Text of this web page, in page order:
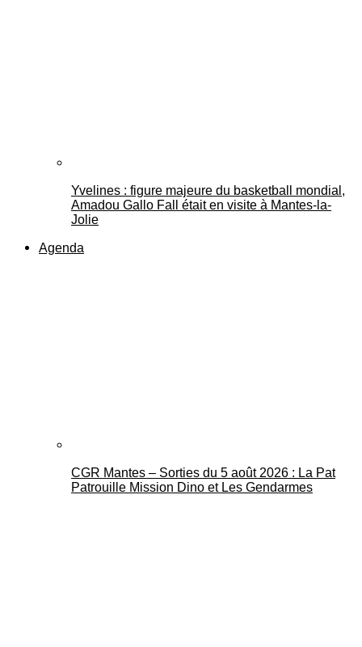
Yvelines : figure majeure du basketball mondial,
Amadou Gallo Fall était en visite à Mantes-la-
Jolie
Agenda
CGR Mantes – Sorties du 5 août 2026 : La Pat
Patrouille Mission Dino et Les Gendarmes